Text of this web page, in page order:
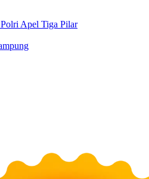
Apel Tiga Pilar